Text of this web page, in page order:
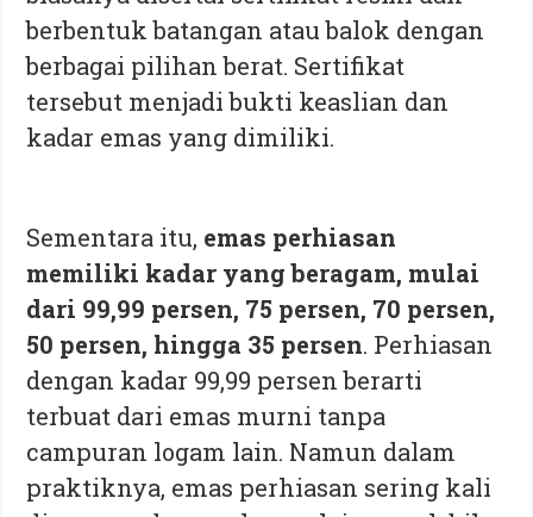
berbentuk batangan atau balok dengan
berbagai pilihan berat. Sertifikat
tersebut menjadi bukti keaslian dan
kadar emas yang dimiliki.
Sementara itu, emas perhiasan
memiliki kadar yang beragam, mulai
dari 99,99 persen, 75 persen, 70 persen,
50 persen, hingga 35 persen. Perhiasan
dengan kadar 99,99 persen berarti
terbuat dari emas murni tanpa
campuran logam lain. Namun dalam
praktiknya, emas perhiasan sering kali